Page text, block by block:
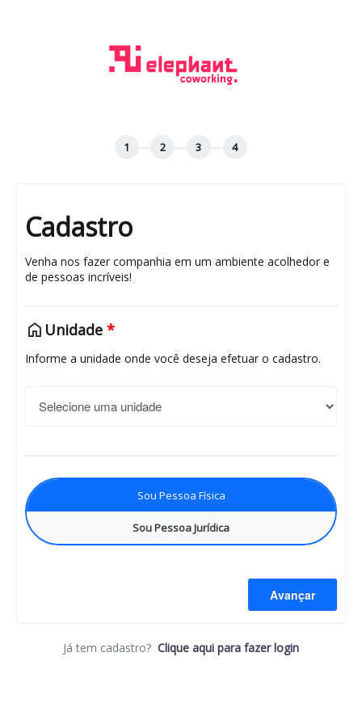
Cadastro
Venha nos fazer companhia em um ambiente acolhedor e
de pessoas incríveis!
home Unidade *
Informe a unidade onde você deseja efetuar o cadastro.
Sou Pessoa Física
Sou Pessoa Jurídica
Avançar
Já tem cadastro? Clique aqui para fazer login